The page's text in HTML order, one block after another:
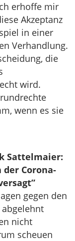
erhoffe mir
Akzeptanz
in einer
Verhandlung.
die
wird.
wenn es sie
Sattelmaier:
der Corona-
gegen den
nicht
scheuen